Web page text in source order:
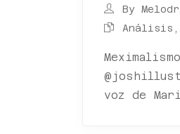
By
Análisis
voz de